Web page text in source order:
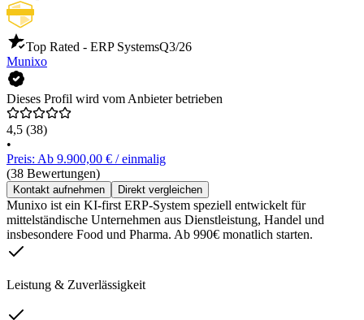
Top Rated - ERP SystemsQ3/26
Munixo
Dieses Profil wird vom Anbieter betrieben
4,5 (38)
•
Preis: Ab 9.900,00 € / einmalig
(38 Bewertungen)
Kontakt aufnehmen Direkt vergleichen
Munixo ist ein KI-first ERP-System speziell entwickelt für
mittelständische Unternehmen aus Dienstleistung, Handel und
insbesondere Food und Pharma. Ab 990€ monatlich starten.
Leistung & Zuverlässigkeit